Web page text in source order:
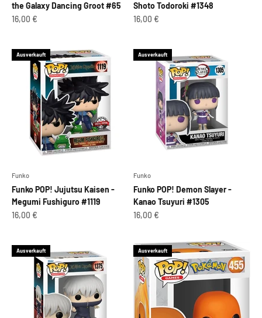
the Galaxy Dancing Groot #65
Angebot
16,00 €
Shoto Todoroki #1348
Angebot
16,00 €
Ausverkauft
Funko
Funko POP! Jujutsu Kaisen -
Megumi Fushiguro #1119
Angebot
16,00 €
Ausverkauft
Funko
Funko POP! Demon Slayer -
Kanao Tsuyuri #1305
Angebot
16,00 €
Ausverkauft Ausverkauft